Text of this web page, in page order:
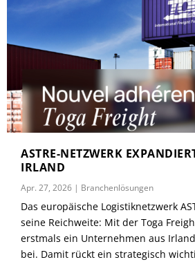
ASTRE-NETZWERK
IRLAND
Apr. 27, 2026 | Branchenlösungen
Das europäische Logistiknetzwerk
seine Reichweite: Mit der Toga
erstmals ein Unternehmen aus
bei. Damit rückt ein strategisch